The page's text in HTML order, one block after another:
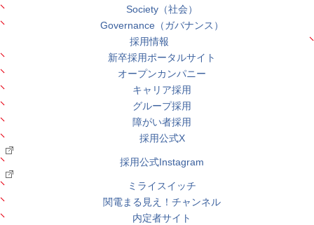
Society（社会）
Governance（ガバナンス）
採用情報
新卒採用ポータルサイト
オープンカンパニー
キャリア採用
グループ採用
障がい者採用
採用公式X
採用公式Instagram
ミライスイッチ
関電まる見え！チャンネル
内定者サイト